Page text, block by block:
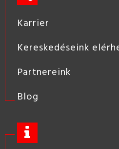
Karrier
Kereskedéseink
Partnereink
Blog